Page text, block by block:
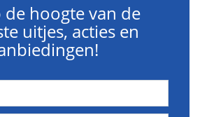
de hoogte van de
uitjes, acties en